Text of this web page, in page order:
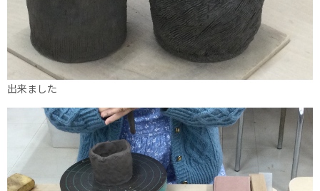
出来ました